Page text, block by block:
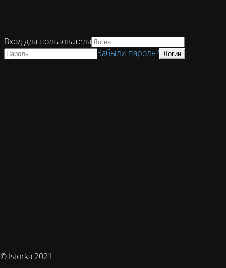
© Istorka 2021
Вход для пользователя
Забыли пароль?